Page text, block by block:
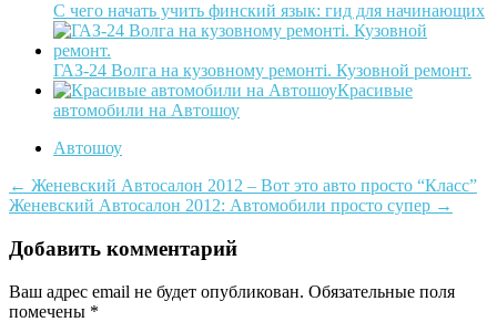
С чего начать учить финский язык: гид для начинающих
ГАЗ-24 Волга на кузовному ремонті. Кузовной ремонт.
Красивые
автомобили на Автошоу
Автошоу
Post
navigation
← Женевский Автосалон 2012 – Вот это авто просто “Класс”
Женевский Автосалон 2012: Автомобили просто супер →
Добавить комментарий
Ваш адрес email не будет опубликован. Обязательные поля
помечены *